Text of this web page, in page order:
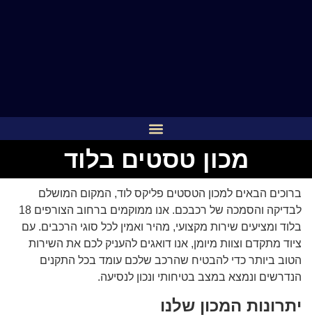
מכון טסטים בלוד
ברוכים הבאים למכון הטסטים פליקס לוד, המקום המושלם
לבדיקה והסמכה של רכבכם. אנו ממוקמים ברחוב הצורפים 18
בלוד ומציעים שירות מקצועי, מהיר ואמין לכל סוגי הרכבים. עם
ציוד מתקדם וצוות מיומן, אנו דואגים להעניק לכם את השירות
הטוב ביותר כדי להבטיח שהרכב שלכם עומד בכל התקנים
הנדרשים ונמצא במצב בטיחותי ונכון לנסיעה.
יתרונות המכון שלנו